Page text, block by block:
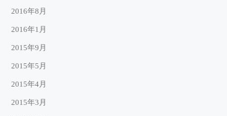
2016年8月
2016年1月
2015年9月
2015年5月
2015年4月
2015年3月